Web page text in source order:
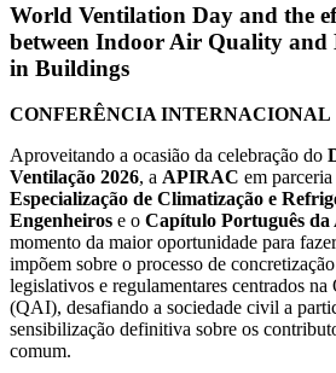
World Ventilation Day and the
between Indoor Air Quality and
in Buildings
CONFERÊNCIA INTERNACIONAL
Aproveitando a ocasião da celebração do
Ventilação 2026, a APIRAC em
Especialização de Climatização e
Engenheiros e o Capítulo Português da
momento da maior oportunidade para
impõem sobre o processo de
legislativos e regulamentares centrados
(QAI), desafiando a sociedade civil a
sensibilização definitiva sobre os
comum.